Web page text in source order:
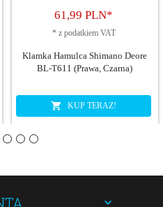
61,99 PLN*
* z podatkiem VAT
Klamka Hamulca Shimano Deore
BL-T611 (Prawa, Czarna)
KUP TERAZ!